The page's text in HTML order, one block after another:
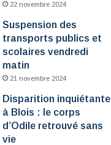
22 novembre 2024
Suspension des
transports publics et
scolaires vendredi
matin
21 novembre 2024
Disparition inquiétante
à Blois : le corps
d’Odile retrouvé sans
vie